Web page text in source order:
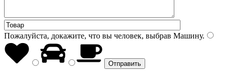
Пожалуйста, докажите, что вы человек, выбрав Машину.